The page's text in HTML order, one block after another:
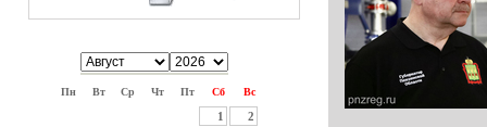
Пн Вт Ср Чт Пт Сб Вс
1
2